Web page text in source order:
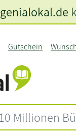
Gutschein
genialokal.de